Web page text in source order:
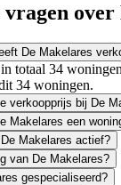
vragen
De Makelares
totaal 34
34 woningen.
verkoopprijs bij De
Makelares een
Makelares actief?
van De Makelares?
gespecialiseerd?